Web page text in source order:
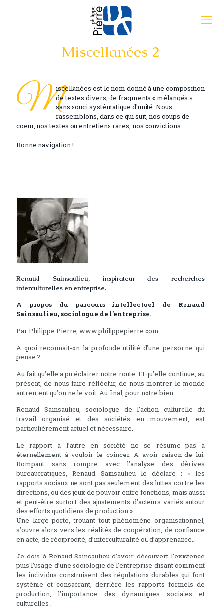
Miscellanées 2
Miscellanées est le nom donné à une composition
de textes divers, de fragments « mélangés »
sans souci systématique d'unité. Nous
rassemblons, dans ce qui suit, nos coups de
coeur, nos textes ou entretiens rares, nos convictions...
Bonne navigation !
Renaud Sainsaulieu, inspirateur des recherches
interculturelles en entreprise.
A propos du parcours intellectuel de Renaud
Sainsaulieu, sociologue de l'entreprise.
Par Philippe Pierre, www.philippepierre.com
A quoi reconnait-on la profonde utilité d’une personne qui
pense ?
Au fait qu’elle a pu éclairer notre route. Et qu’elle continue, au
présent, de nous faire réfléchir, de nous montrer le monde
autrement qu’on ne le voit. Au final, pour notre bien .
Renaud Sainsaulieu, sociologue de l’action culturelle du
travail organisé et des sociétés en mouvement, est
particulièrement actuel et nécessaire.
Le rapport à l’autre en société ne se résume pas à
éternellement à vouloir le coincer. A avoir raison de lui.
Rompant sans rompre avec l’analyse des dérives
bureaucratiques, Renaud Sainsaulieu le déclare : « les
rapports sociaux ne sont pas seulement des luttes contre les
directions, ou des jeux de pouvoir entre fonctions, mais aussi
et peut-être surtout des ajustements d'acteurs variés autour
des efforts quotidiens de production » .
Une large porte, trouant tout phénomène organisationnel,
s’ouvre alors vers les réalités de coopération, de confiance
en acte, de réciprocité, d’interculturalité ou d’apprenance…
Je dois à Renaud Sainsaulieu d’avoir découvert l’existence
puis l’usage d’une sociologie de l’entreprise disant comment
les individus construisent des régulations durables qui font
système et consacrant, derrière les rapports formels de
production, l'importance des dynamiques sociales et
culturelles .